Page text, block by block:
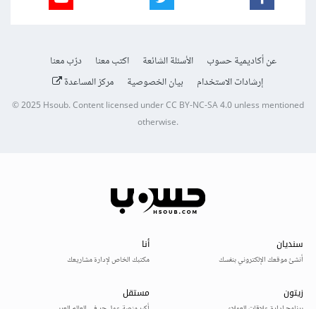
عن أكاديمية حسوب الأسئلة الشائعة اكتب معنا
درّب معنا
إرشادات الاستخدام
بيان الخصوصية مركز المساعدة
© 2025Hsoub.Content licensed underCC BY-NC-SA 4.0unless mentioned
otherwise.